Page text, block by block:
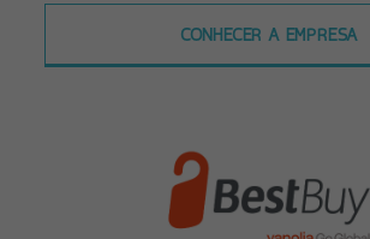
CONHECER A EMPRESA